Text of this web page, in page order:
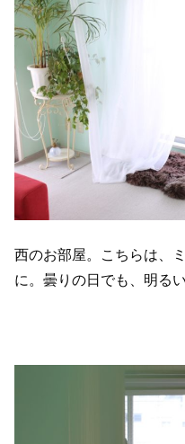
西のお部屋。こちらは、
に。曇りの日でも、明るい